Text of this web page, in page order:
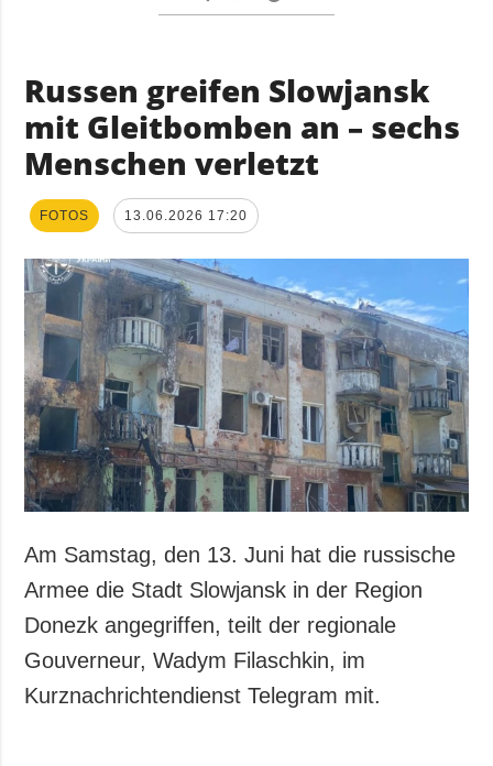
Russen greifen Slowjansk
mit Gleitbomben an – sechs
Menschen verletzt
FOTOS 13.06.2026 17:20
Am Samstag, den 13. Juni hat die russische
Armee die Stadt Slowjansk in der Region
Donezk angegriffen, teilt der regionale
Gouverneur, Wadym Filaschkin, im
Kurznachrichtendienst Telegram mit.